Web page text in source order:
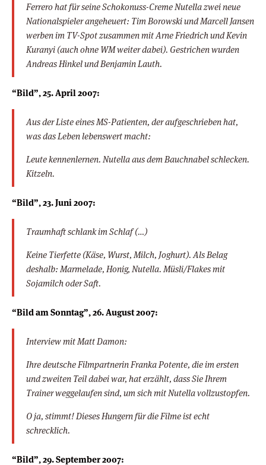
Ferrero hat für seine Schokonuss-Creme Nutella zwei neue
Nationalspieler angeheuert: Tim Borowski und Marcell Jansen
werben im TV-Spot zusammen mit Arne Friedrich und Kevin
Kuranyi (auch ohne WM weiter dabei). Gestrichen wurden
Andreas Hinkel und Benjamin Lauth.
“Bild”, 25. April 2007:
Aus der Liste eines MS-Patienten, der aufgeschrieben hat,
was das Leben lebenswert macht:
Leute kennenlernen. Nutella aus dem Bauchnabel schlecken.
Kitzeln.
“Bild”, 23. Juni 2007:
Traumhaft schlank im Schlaf (…)
Keine Tierfette (Käse, Wurst, Milch, Joghurt). Als Belag
deshalb: Marmelade, Honig, Nutella. Müsli/Flakes mit
Sojamilch oder Saft.
“Bild am Sonntag”, 26. August 2007:
Interview mit Matt Damon:
Ihre deutsche Filmpartnerin Franka Potente, die im ersten
und zweiten Teil dabei war, hat erzählt, dass Sie Ihrem
Trainer weggelaufen sind, um sich mit Nutella vollzustopfen.
O ja, stimmt! Dieses Hungern für die Filme ist echt
schrecklich.
“Bild”, 29. September 2007: